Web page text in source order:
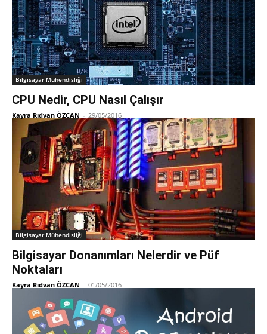
Bilgisayar Mühendisliği
CPU Nedir, CPU Nasıl Çalışır
Kayra Rıdvan ÖZCAN - 29/05/2016
Bilgisayar Mühendisliği
Bilgisayar Donanımları Nelerdir ve Püf
Noktaları
Kayra Rıdvan ÖZCAN - 01/05/2016